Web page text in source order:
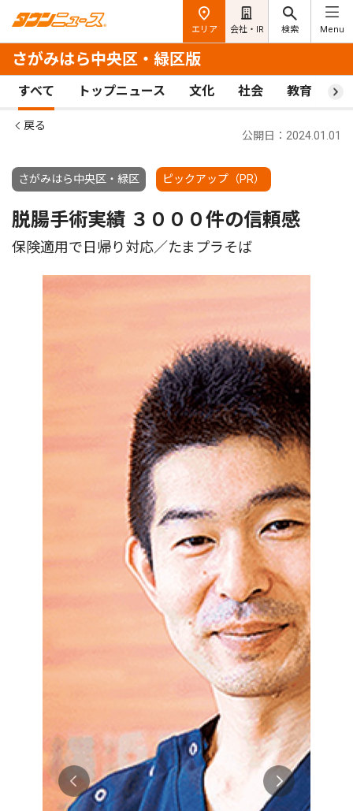
エリア 会社・IR 検索 Menu
さがみはら中央区・緑区版
すべて トップニュース 文化 社会 教育 ス
戻る
さがみはら中央区・緑区 ピックアップ（PR）
公開日：2024.01.01
脱腸手術実績 ３０００件の信頼感
保険適用で日帰り対応／たまプラそば